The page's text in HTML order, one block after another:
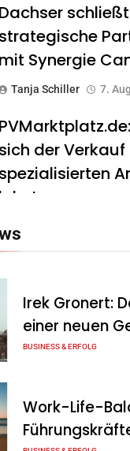
Dachser schließt
strategische
mit Synergie
Tanja Schiller 7.
sich der Verkauf
spezialisierten
lohnt
nichts
stattdessen
Tanja Schiller 7.
Irek Gronert:
einer neuen
von
BUSINESS & ERFOLG
Work-Life-